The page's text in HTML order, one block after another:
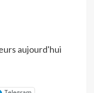
aujourd'hui